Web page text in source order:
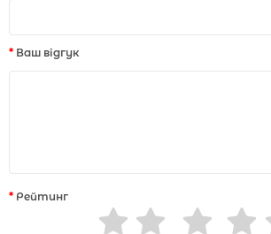
Ваш відгук
Рейтинг